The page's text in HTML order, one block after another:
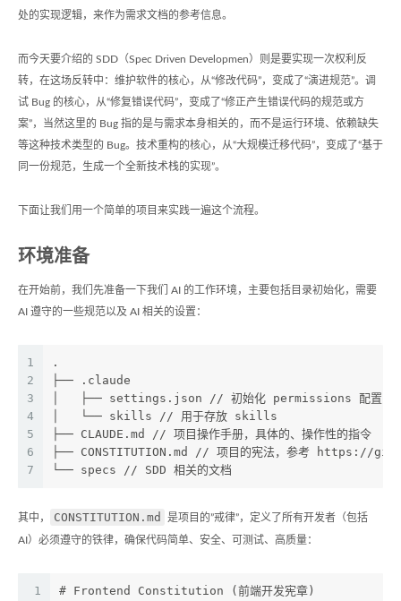
处的实现逻辑，来作为需求文档的参考信息。
而今天要介绍的 SDD（Spec Driven Developmen）则是要实现一次权利反
转，在这场反转中：维护软件的核心，从“修改代码”，变成了“演进规范”。调
试 Bug 的核心，从“修复错误代码”，变成了“修正产生错误代码的规范或方
案”，当然这里的 Bug 指的是与需求本身相关的，而不是运行环境、依赖缺失
等这种技术类型的 Bug。技术重构的核心，从“大规模迁移代码”，变成了“基于
同一份规范，生成一个全新技术栈的实现”。
下面让我们用一个简单的项目来实践一遍这个流程。
环境准备
在开始前，我们先准备一下我们 AI 的工作环境，主要包括目录初始化，需要
AI 遵守的一些规范以及 AI 相关的设置：
1
2
3
4
5
6
7
.
├── .claude
│   ├── settings.json // 初始化 permissions 配置，为
│   └── skills // 用于存放 skills
├── CLAUDE.md // 项目操作手册，具体的、操作性的指令
├── CONSTITUTION.md // 项目的宪法，参考
└── specs // SDD 相关的文档
其中， CONSTITUTION.md 是项目的”戒律”，定义了所有开发者（包括
AI）必须遵守的铁律，确保代码简单、安全、可测试、高质量：
1
# Frontend Constitution (前端开发宪章)